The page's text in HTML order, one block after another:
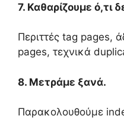
7. Καθαρίζουμε ό,τι
Περιττές tag pages,
pages, τεχνικά
8. Μετράμε ξανά.
Παρακολουθούμε